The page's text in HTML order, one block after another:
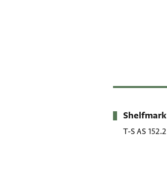
Metadata
Shelfmark
T-S AS 152.2